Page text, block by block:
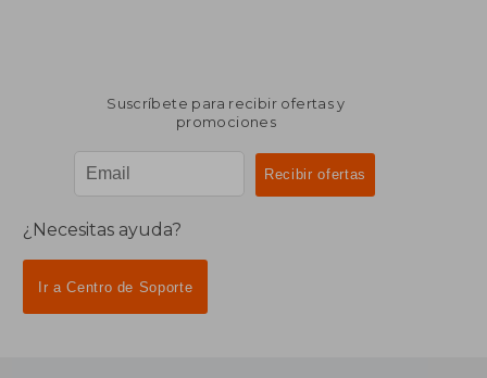
Suscríbete para recibir ofertas y
promociones
¿Necesitas ayuda?
Ir a Centro de Soporte